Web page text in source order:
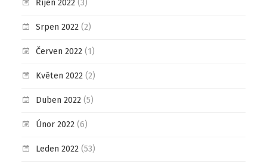
Říjen 2022(3)
Srpen 2022(2)
Červen 2022(1)
Květen 2022(2)
Duben 2022(5)
Únor 2022(6)
Leden 2022(53)